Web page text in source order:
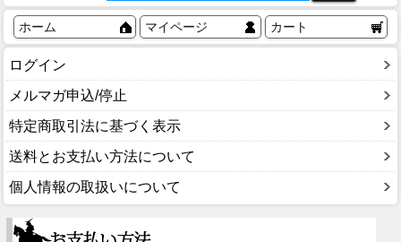
ホーム マイページ カート
ログイン
メルマガ申込/停止
特定商取引法に基づく表示
送料とお支払い方法について
個人情報の取扱いについて